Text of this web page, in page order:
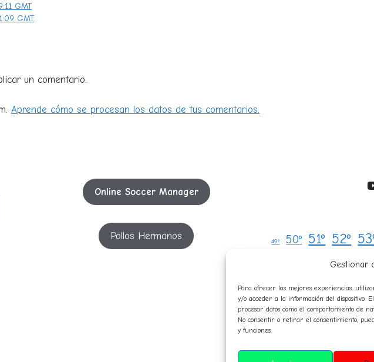
Gestionar
Para ofrecer las mejores experiencias,
y/o acceder a la información del dispositivo.
procesar datos como el comportamiento de
No consentir o retirar el consentimiento,
y funciones.
GMT
GMT
un comentario.
Aprende cómo se procesan los datos de tus comentarios.
Online Soccer Manager
Pollos Hermanos 49º 50º 51º 52º
avatares
Clasificaciones
corresponsales diplomas
inteligencia artificial